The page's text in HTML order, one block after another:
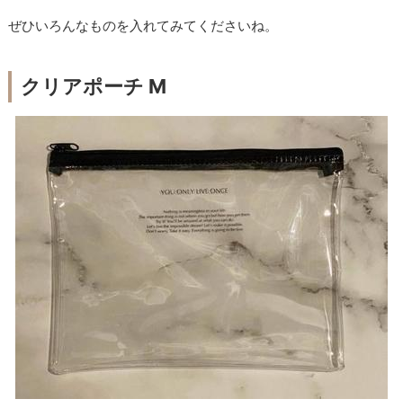
ぜひいろんなものを入れてみてくださいね。
クリアポーチ M